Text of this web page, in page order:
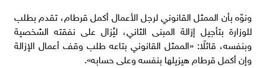
ونوّه بأن الممثل القانوني لرجل الأعمال أكمل قرطام، تقدم بطلب
للوزارة بتأجيل إزالة المبنى الثاني، ليُزال على نفقته الشخصية
وبنفسه، قائلًا: «الممثل القانوني بتاعه طلب وقف أعمال الإزالة
وإن أكمل قرطام هيزيلها بنفسه وعلى حسابه».